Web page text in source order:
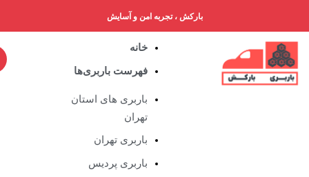
بارکش ، تجربه امن و آسایش
خانه
فهرست باربری‌ها
باربری های استان
تهران
باربری تهران
باربری پردیس